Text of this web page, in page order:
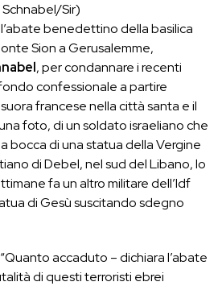
Sir)
benedettino della basilica
Sion a Gerusalemme,
, per condannare i recenti
confessionale a partire
francese nella città santa e il
foto, di un soldato israeliano che
bocca di una statua della Vergine
di Debel, nel sud del Libano, lo
fa un altro militare dell’Idf
di Gesù suscitando sdegno
“Quanto accaduto – dichiara l’abate
di questi terroristi ebrei